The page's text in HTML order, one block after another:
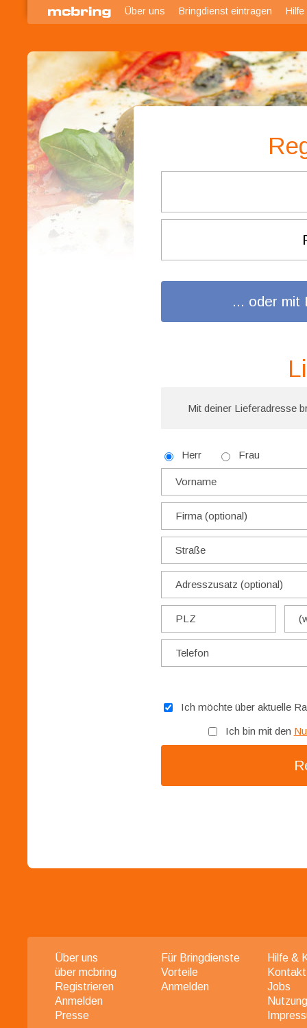
Über uns Bringdienst eintragen
... oder mit
Mit deiner Lieferadresse
Herr Frau
Ich möchte über aktuelle
Ich bin mit den
Über uns
über mcbring
Registrieren
Anmelden
Presse
Für Bringdienste
Vorteile
Anmelden
Hilfe &
Kontakt
Jobs